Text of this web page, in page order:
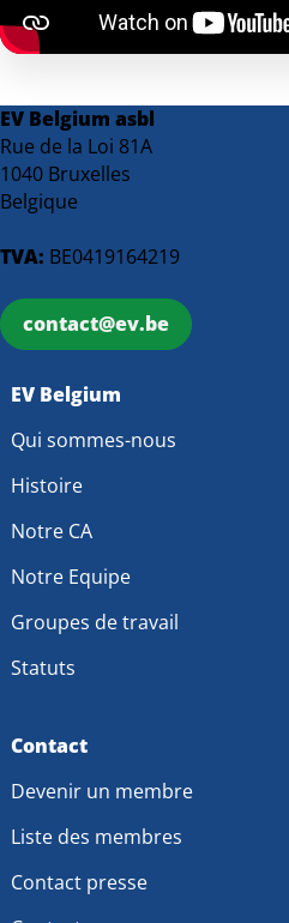
EV Belgium asbl
Rue de la Loi 81A
1040 Bruxelles
Belgique
TVA: BE0419164219
contact@ev.be
EV Belgium
Qui sommes-nous
Histoire
Notre CA
Notre Equipe
Groupes de travail
Statuts
Contact
Devenir un membre
Liste des membres
Contact presse